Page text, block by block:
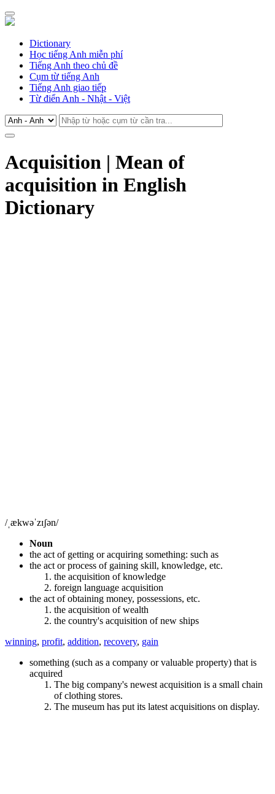
Dictionary
Học tiếng Anh miễn phí
Tiếng Anh theo chủ đề
Cụm từ tiếng Anh
Tiếng Anh giao tiếp
Từ điển Anh - Nhật - Việt
Acquisition | Mean of
acquisition in English
Dictionary
/ˌækwəˈzɪʃən/
Noun
the act of getting or acquiring something: such as
the act or process of gaining skill, knowledge, etc.
the acquisition of knowledge
foreign language acquisition
the act of obtaining money, possessions, etc.
the acquisition of wealth
the country's acquisition of new ships
winning, profit, addition, recovery, gain
something (such as a company or valuable property) that is
acquired
The big company's newest acquisition is a small chain
of clothing stores.
The museum has put its latest acquisitions on display.